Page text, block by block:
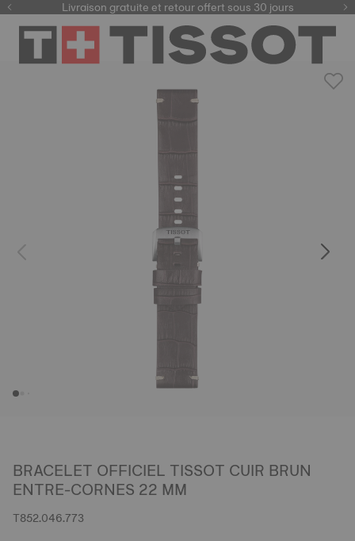
Livraison gratuite et retour offert sous 30 jours
BRACELET OFFICIEL TISSOT CUIR BRUN
ENTRE-CORNES 22 MM
T852.046.773